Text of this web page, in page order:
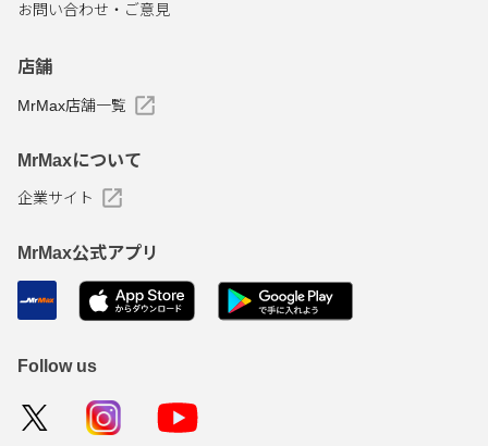
お問い合わせ・ご意見
店舗
MrMax店舗一覧
MrMaxについて
企業サイト
MrMax公式アプリ
Follow us